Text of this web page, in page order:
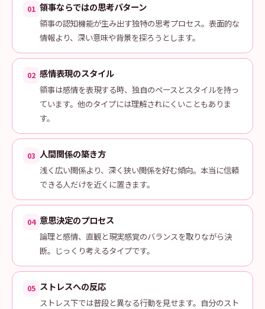
01 領事ならではの思考パターン
領事の認知機能が生み出す独特の思考プロセス。表面的な
情報より、深い意味や背景を探ろうとします。
02 感情表現のスタイル
領事は感情を表現する時、独自のペースとスタイルを持っ
ています。他のタイプには理解されにくいこともありま
す。
03 人間関係の築き方
浅く広い関係より、深く狭い関係を好む傾向。本当に信頼
できる人だけを近くに置きます。
04 意思決定のプロセス
論理と感情、直観と現実感覚のバランスを取りながら決
断。じっくり考えるタイプです。
05 ストレスへの反応
ストレス下では普段と異なる行動を見せます。自分のスト